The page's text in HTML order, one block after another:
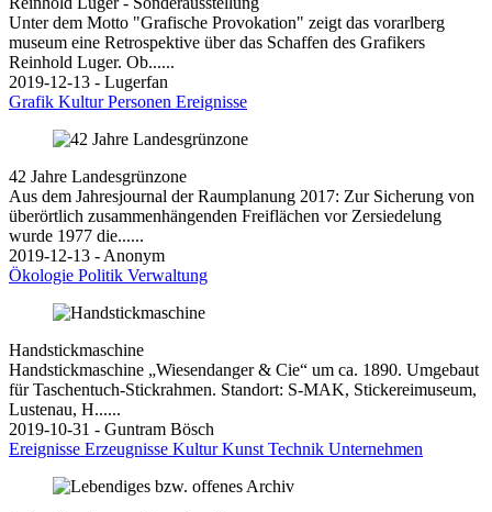
Unter dem Motto "Grafische Provokation" zeigt das vorarlberg
museum eine Retrospektive über das Schaffen des Grafikers
Reinhold Luger. Ob......
2019-12-13 - Lugerfan
Grafik KulturPersonen Ereignisse
42 Jahre Landesgrünzone
Aus dem Jahresjournal der Raumplanung 2017: Zur Sicherung von
überörtlich zusammenhängenden Freiflächen vor Zersiedelung
wurde 1977 die......
2019-12-13 - Anonym
Ökologie Politik Verwaltung
Handstickmaschine
Handstickmaschine „Wiesendanger & Cie“ um ca. 1890. Umgebaut
für Taschentuch-Stickrahmen. Standort: S-MAK, Stickereimuseum,
Lustenau, H......
2019-10-31 - Guntram Bösch
Ereignisse Erzeugnisse KulturKunst Technik Unternehmen